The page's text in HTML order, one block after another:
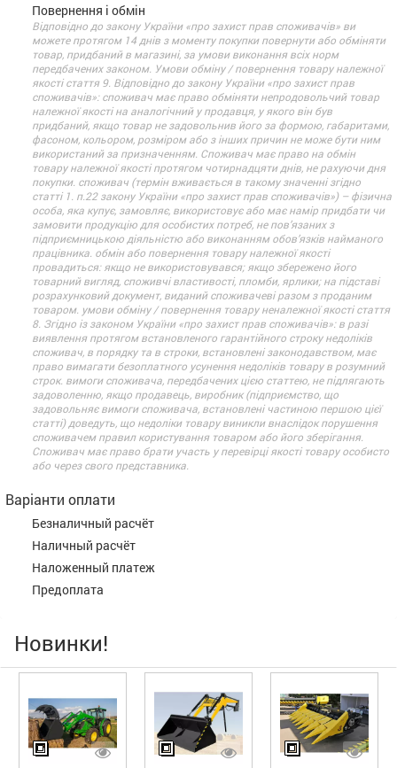
Повернення і обмін
Відповідно до закону України «про захист прав споживачів» ви
можете протягом 14 днів з моменту покупки повернути або обміняти
товар, придбаний в магазині, за умови виконання всіх норм
передбачених законом. Умови обміну / повернення товару належної
якості стаття 9. Відповідно до закону України «про захист прав
споживачів»: споживач має право обміняти непродовольчий товар
належної якості на аналогічний у продавця, у якого він був
придбаний, якщо товар не задовольнив його за формою, габаритами,
фасоном, кольором, розміром або з інших причин не може бути ним
використаний за призначенням. Споживач має право на обмін
товару належної якості протягом чотирнадцяти днів, не рахуючи дня
покупки. споживач (термін вживається в такому значенні згідно
статті 1. п.22 закону України «про захист прав споживачів») – фізична
особа, яка купує, замовляє, використовує або має намір придбати чи
замовити продукцію для особистих потреб, не пов’язаних з
підприємницькою діяльністю або виконанням обов’язків найманого
працівника. обмін або повернення товару належної якості
провадиться: якщо не використовувався; якщо збережено його
товарний вигляд, споживчі властивості, пломби, ярлики; на підставі
розрахунковий документ, виданий споживачеві разом з проданим
товаром. умови обміну / повернення товару неналежної якості стаття
8. Згідно із законом України «про захист прав споживачів»: в разі
виявлення протягом встановленого гарантійного строку недоліків
споживач, в порядку та в строки, встановлені законодавством, має
право вимагати безоплатного усунення недоліків товару в розумний
строк. вимоги споживача, передбачених цією статтею, не підлягають
задоволенню, якщо продавець, виробник (підприємство, що
задовольняє вимоги споживача, встановлені частиною першою цієї
статті) доведуть, що недоліки товару виникли внаслідок порушення
споживачем правил користування товаром або його зберігання.
Споживач має право брати участь у перевірці якості товару особисто
або через свого представника.
Варіанти оплати
Безналичный расчёт
Наличный расчёт
Наложенный платеж
Предоплата
Новинки!